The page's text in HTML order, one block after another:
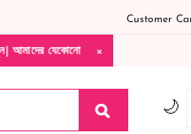
Customer
×
হাতে নিয়ে দেখে টাকা দিবেন
🌙